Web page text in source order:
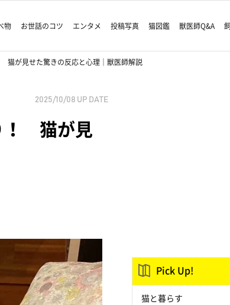
物 お世話のコツ エンタメ 投稿写真 猫図鑑 獣医師Q&A
猫が見せた驚きの反応と心理｜獣医師解説
2025/10/08 UP DATE
！ 猫が見
Pick Up!
猫と暮らす